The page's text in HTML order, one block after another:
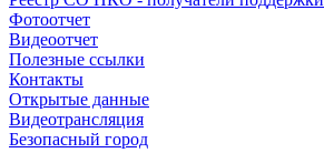
Фотоотчет
Видеоотчет
Полезные ссылки
Контакты
Открытые данные
Видеотрансляция
Безопасный город